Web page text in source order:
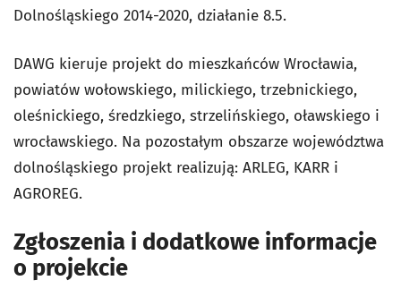
Dolnośląskiego 2014-2020, działanie 8.5.
DAWG kieruje projekt do mieszkańców Wrocławia,
powiatów wołowskiego, milickiego, trzebnickiego,
oleśnickiego, średzkiego, strzelińskiego, oławskiego i
wrocławskiego. Na pozostałym obszarze województwa
dolnośląskiego projekt realizują: ARLEG, KARR i
AGROREG.
Zgłoszenia i dodatkowe informacje
o projekcie